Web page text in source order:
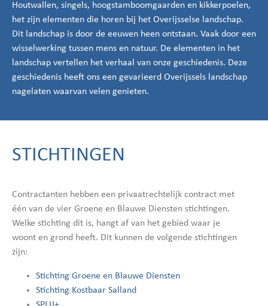
Houtwallen, singels, hoogstamboomgaarden en kikkerpoelen,
het zijn elementen die horen bij het Overijsselse landschap.
Dit landschap is door de eeuwen heen ontstaan. Vaak door een
wisselwerking tussen mens en natuur. De elementen in het
landschap vertellen het verhaal van onze geschiedenis. Deze
geschiedenis heeft ons een gevarieerd Overijssels landschap
nagelaten waarvan velen genieten.
STICHTINGEN
Contractanten hebben een privaatrechtelijk contract met
één van de vier Groene en Blauwe Diensten stichtingen.
Welke stichting dit is, hangt af van het gebied waar je
woont en grond heeft. Dit kunnen de volgende stichtingen
zijn:
Stichting Groene en Blauwe Diensten
Stichting Kostbaar Salland